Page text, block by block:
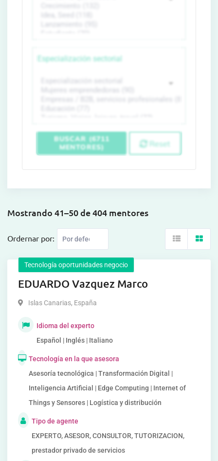
Especialización sectorial
BUSCAR (6711
MENTORES)
Reset
Mostrando 41–50 de 404 mentores
Ordernar por:
Tecnología oportunidades negocio
EDUARDO Vazquez Marco
Islas Canarias, España
Idioma del experto
Español | Inglés | Italiano
Tecnología en la que asesora
Asesoría tecnológica | Transformación Digital |
Inteligencia Artificial | Edge Computing | Internet of
Things y Sensores | Logística y distribución
Tipo de agente
EXPERTO, ASESOR, CONSULTOR, TUTORIZACION,
prestador privado de servicios